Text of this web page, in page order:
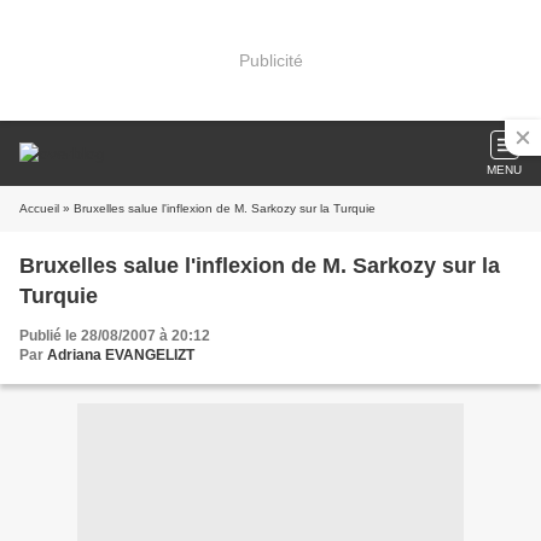
Publicité
MENU
Accueil » Bruxelles salue l'inflexion de M. Sarkozy sur la Turquie
Bruxelles salue l'inflexion de M. Sarkozy sur la
Turquie
Publié le 28/08/2007 à 20:12
Par Adriana EVANGELIZT